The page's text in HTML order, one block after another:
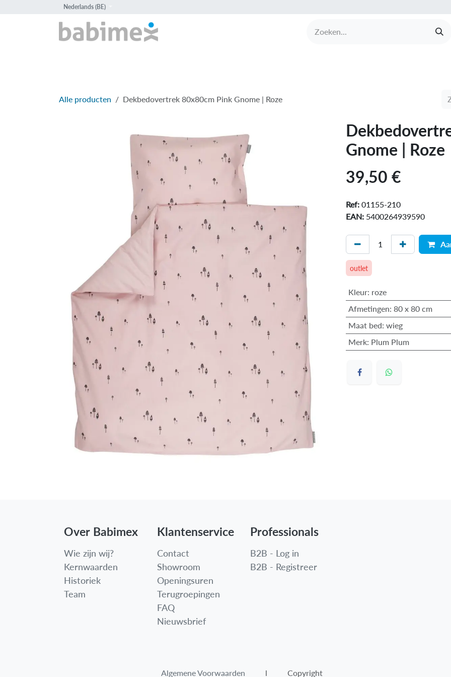
Overslaan naar inhoudNederlands (BE)
Alle producten Dekbedovertrek 80x80cm Pink Gnome | Roze
Gnome | Roze
39,50 €
Ref: 01155-210
EAN: 5400264939590
outlet
Kleur: roze
Afmetingen: 80 x 80 cm
Maat bed: wieg
Merk: Plum Plum
Over Babimex
Wie zijn wij?
Kernwaarden
Historiek
Team
Klantenservice
Contact
Showroom
Openingsuren
Terugroepingen
FAQ
Nieuwsbrief
Professionals
B2B - Log in
B2B - Registreer
Algemene Voorwaarden​ l Copyright